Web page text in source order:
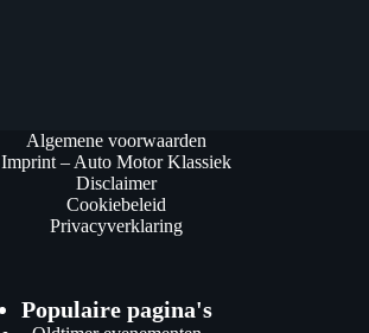
Algemene voorwaarden
Imprint – Auto Motor Klassiek
Disclaimer
Cookiebeleid
Privacyverklaring
Populaire pagina's